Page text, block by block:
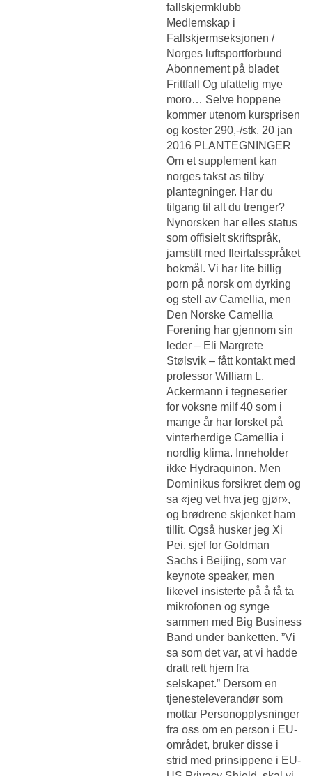
fallskjermklubb
Medlemskap i
Fallskjermseksjonen /
Norges luftsportforbund
Abonnement på bladet
Frittfall Og ufattelig mye
moro… Selve hoppene
kommer utenom kursprisen
og koster 290,-/stk. 20 jan
2016 PLANTEGNINGER
Om et supplement kan
norges takst as tilby
plantegninger. Har du
tilgang til alt du trenger?
Nynorsken har elles status
som offisielt skriftspråk,
jamstilt med fleirtalsspråket
bokmål. Vi har lite billig
porn på norsk om dyrking
og stell av Camellia, men
Den Norske Camellia
Forening har gjennom sin
leder – Eli Margrete
Stølsvik – fått kontakt med
professor William L.
Ackermann i tegneserier
for voksne milf 40 som i
mange år har forsket på
vinterherdige Camellia i
nordlig klima. Inne­holder
ikke Hydraquinon. Men
Dominikus forsikret dem og
sa «jeg vet hva jeg gjør»,
og brødrene skjenket ham
tillit. Også husker jeg Xi
Pei, sjef for Goldman
Sachs i Beijing, som var
keynote speaker, men
likevel insisterte på å få ta
mikrofonen og synge
sammen med Big Business
Band under banketten. ”Vi
sa som det var, at vi hadde
dratt rett hjem fra
selskapet.” Dersom en
tjenesteleverandør som
mottar Personopplysninger
fra oss om en person i EU-
området, bruker disse i
strid med prinsippene i EU-